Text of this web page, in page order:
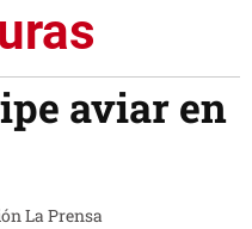
aviar en
La Prensa